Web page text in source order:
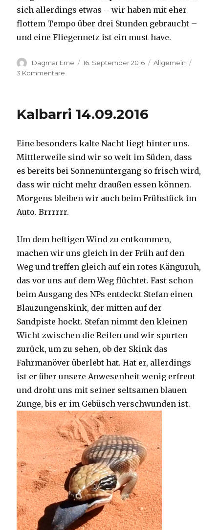
sich allerdings etwas – wir haben mit eher
flottem Tempo über drei Stunden gebraucht –
und eine Fliegennetz ist ein must have.
Autor
Dagmar Erne
Veröffentlicht
16. September 2016 Kategorien
Allgemein
3 Kommentare
Kalbarri 14.09.2016
Eine besonders kalte Nacht liegt hinter uns.
Mittlerweile sind wir so weit im Süden, dass
es bereits bei Sonnenuntergang so frisch wird,
dass wir nicht mehr draußen essen können.
Morgens bleiben wir auch beim Frühstück im
Auto. Brrrrrr.
Um dem heftigen Wind zu entkommen,
machen wir uns gleich in der Früh auf den
Weg und treffen gleich auf ein rotes Känguruh,
das vor uns auf dem Weg flüchtet. Fast schon
beim Ausgang des NPs entdeckt Stefan einen
Blauzungenskink, der mitten auf der
Sandpiste hockt. Stefan nimmt den kleinen
Wicht zwischen die Reifen und wir spurten
zurück, um zu sehen, ob der Skink das
Fahrmanöver überlebt hat. Hat er, allerdings
ist er über unsere Anwesenheit wenig erfreut
und droht uns mit seiner seltsamen blauen
Zunge, bis er im Gebüsch verschwunden ist.